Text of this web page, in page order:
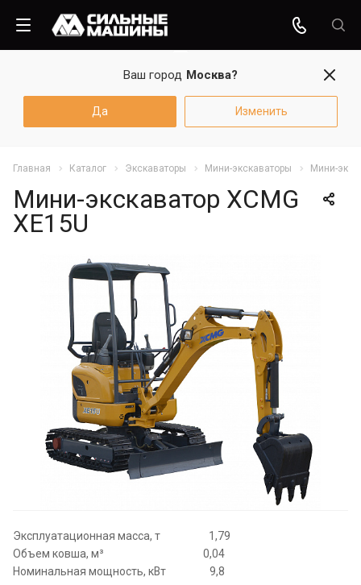
Ваш город Москва?
Да Изменить
Главная Каталог Экскаваторы Мини-экскаваторы Мини-
Мини-экскаватор XCMG
XE15U
Эксплуатационная масса, т 1,79
Объем ковша, м³ 0,04
Номинальная мощность, кВт 9,8